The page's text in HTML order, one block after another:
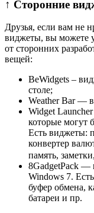
↑ Сторонние
Друзья, если вам не
виджеты, вы можете
от сторонних
вещей:
BeWidgets –
столе;
Weather Bar —
Widget
которые могут
Есть виджеты:
конвертер
память,
8GadgetPack —
Windows 7.
буфер обмена,
батареи и пр.